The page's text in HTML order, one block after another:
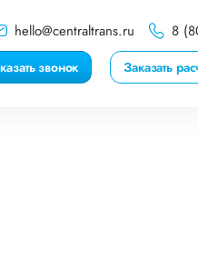
hello@centraltrans.ru 8
звонок Заказать